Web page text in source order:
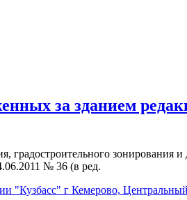
за зданием
градостроительного зонирования
№ 36 (в ред.
"Кузбасс" г Кемерово,